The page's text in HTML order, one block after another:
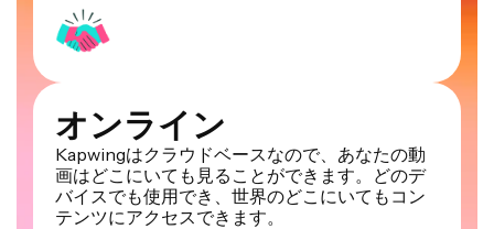
オンライン
Kapwingはクラウドベースなので、あなたの動
画はどこにいても見ることができます。どのデ
バイスでも使用でき、世界のどこにいてもコン
テンツにアクセスできます。